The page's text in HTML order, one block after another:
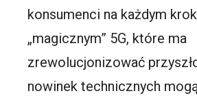
konsumenci na każdym
„magicznym” 5G, które ma
zrewolucjonizować
nowinek technicznych